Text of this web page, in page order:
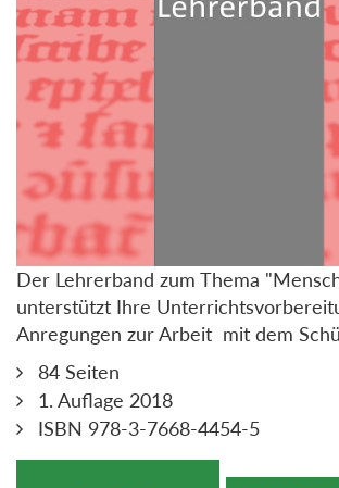
Der Lehrerband zum Thema
unterstützt Ihre
Anregungen zur Arbeit mit dem
84 Seiten
1. Auflage 2018
ISBN 978-3-7668-4454-5